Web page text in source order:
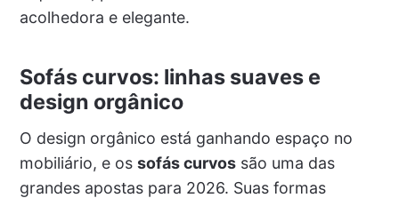
acolhedora e elegante.
Sofás curvos: linhas suaves e
design orgânico
O design orgânico está ganhando espaço no
mobiliário, e os sofás curvossão uma das
grandes apostas para 2026. Suas formas